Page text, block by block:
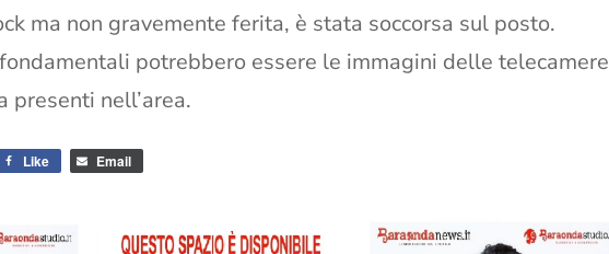
ma non gravemente ferita, è stata soccorsa sul posto.
potrebbero essere le immagini delle telecamere
presenti nell’area.
Like Email